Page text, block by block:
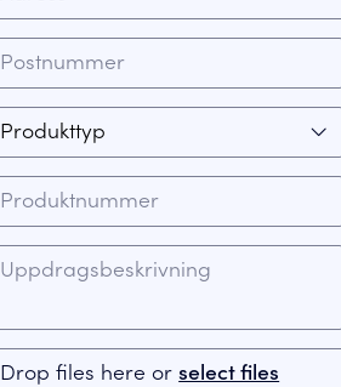
Drop files here or select files